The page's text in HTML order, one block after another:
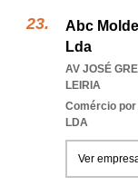
Abc
Lda
AV JOSÉ
LEIRIA
Comércio
LDA
Ver